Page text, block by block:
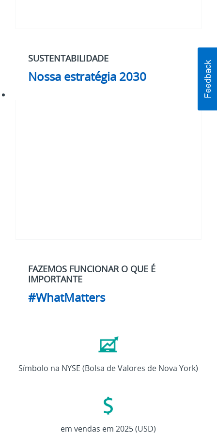
SUSTENTABILIDADE
Nossa estratégia 2030
FAZEMOS FUNCIONAR O QUE É
IMPORTANTE
#WhatMatters
Símbolo na NYSE (Bolsa de Valores de Nova York)
27,4
bi
em vendas em 2025 (USD)